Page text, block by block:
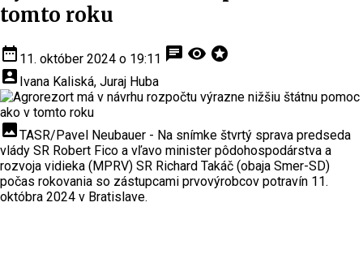
tomto roku
date_range 11. október 2024 o 19:11 chat visibility stars
account_box Ivana Kaliská, Juraj Huba
insert_photoTASR/Pavel Neubauer - Na snímke štvrtý sprava predseda
vlády SR Robert Fico a vľavo minister pôdohospodárstva a
rozvoja vidieka (MPRV) SR Richard Takáč (obaja Smer-SD)
počas rokovania so zástupcami prvovýrobcov potravín 11.
októbra 2024 v Bratislave.